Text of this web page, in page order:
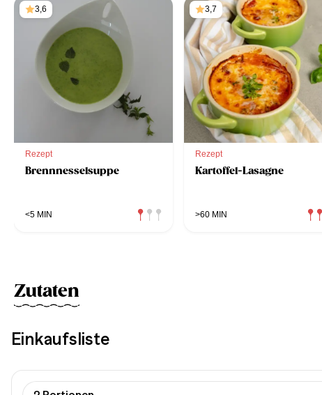
3,6
Rezept
Brennnesselsuppe
<5 MIN
3,7
Rezept
Kartoffel-Lasagne
>60 MIN
Zutaten